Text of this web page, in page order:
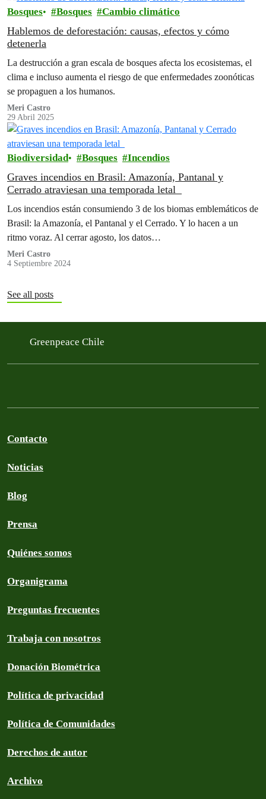
Bosques Bosques Cambio climático
Hablemos de deforestación: causas, efectos y cómo
detenerla
La destrucción a gran escala de bosques afecta los ecosistemas, el
clima e incluso aumenta el riesgo de que enfermedades zoonóticas
se propaguen a los humanos.
Meri Castro
29 Abril 2025
Biodiversidad Bosques Incendios
Graves incendios en Brasil: Amazonía, Pantanal y
Cerrado atraviesan una temporada letal
Los incendios están consumiendo 3 de los biomas emblemáticos de
Brasil: la Amazonía, el Pantanal y el Cerrado. Y lo hacen a un
ritmo voraz. Al cerrar agosto, los datos…
Meri Castro
4 Septiembre 2024
See all posts
Greenpeace Chile
Contacto
Noticias
Blog
Prensa
Quiénes somos
Organigrama
Preguntas frecuentes
Trabaja con nosotros
Donación Biométrica
Política de privacidad
Política de Comunidades
Derechos de autor
Archivo